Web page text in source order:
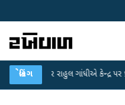
બ્રેકિંગ
પર રાહુલ ગાંધીએ કેન્દ્ર પર પ્રહાર કર્યા